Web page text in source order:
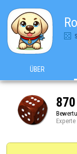
ÜBER
870
Experte